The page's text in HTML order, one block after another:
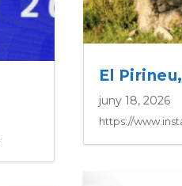
El
juny 18, 2026
https://